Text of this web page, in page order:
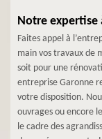
Notre expertise
Faites appel à
main vos travaux de
soit pour une
entreprise Garonne
votre disposition.
ouvrages ou encore
le cadre des